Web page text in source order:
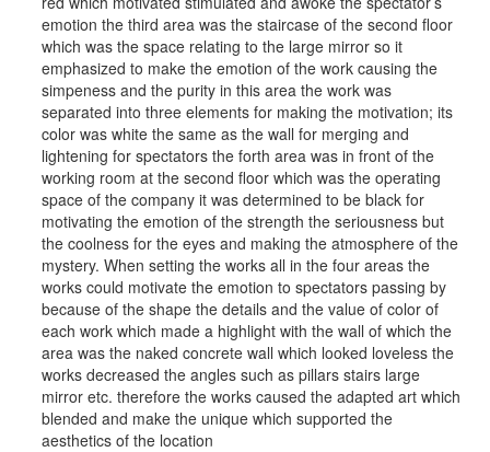
emotion the third area was the staircase of the second floor
which was the space relating to the large mirror so it
emphasized to make the emotion of the work causing the
simpeness and the purity in this area the work was
separated into three elements for making the motivation; its
color was white the same as the wall for merging and
lightening for spectators the forth area was in front of the
working room at the second floor which was the operating
space of the company it was determined to be black for
motivating the emotion of the strength the seriousness but
the coolness for the eyes and making the atmosphere of the
mystery. When setting the works all in the four areas the
works could motivate the emotion to spectators passing by
because of the shape the details and the value of color of
each work which made a highlight with the wall of which the
area was the naked concrete wall which looked loveless the
works decreased the angles such as pillars stairs large
mirror etc. therefore the works caused the adapted art which
blended and make the unique which supported the
aesthetics of the location